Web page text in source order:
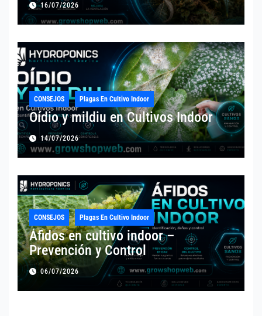
16/07/2026
CONSEJOS Plagas En Cultivo Indoor
Oídio y mildiu en Cultivos Indoor
14/07/2026
CONSEJOS Plagas En Cultivo Indoor
Áfidos en cultivo indoor –
Prevención y Control
06/07/2026